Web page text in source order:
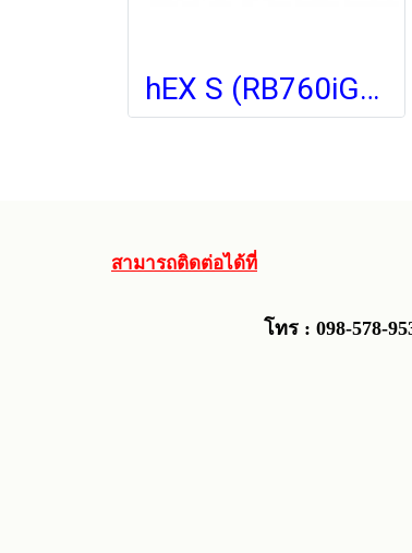
hEX S (RB760iGS)
สามารถติดต่อได้ที่
โทร : 098-578-